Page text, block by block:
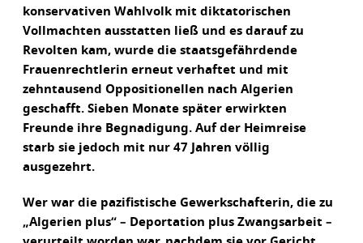
konservativen Wahlvolk mit diktatorischen
Vollmachten ausstatten ließ und es darauf zu
Revolten kam, wurde die staatsgefährdende
Frauenrechtlerin erneut verhaftet und mit
zehntausend Oppositionellen nach Algerien
geschafft. Sieben Monate später erwirkten
Freunde ihre Begnadigung. Auf der Heimreise
starb sie jedoch mit nur 47 Jahren völlig
ausgezehrt.
Wer war die pazifistische Gewerkschafterin, die zu
„Algerien plus“ – Deportation plus Zwangsarbeit –